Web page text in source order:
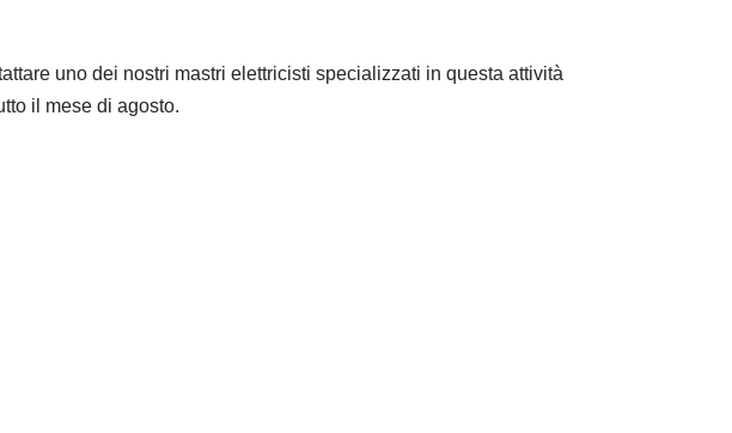
uno dei nostri mastri elettricisti specializzati in questa attività
il mese di agosto.